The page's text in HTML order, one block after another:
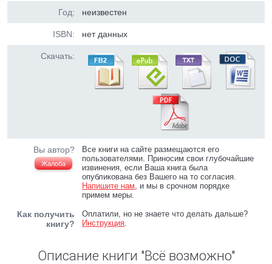
Год: неизвестен
ISBN: нет данных
Скачать:
Вы автор?
Жалоба
Все книги на сайте размещаются его
пользователями. Приносим свои глубочайшие
извинения, если Ваша книга была
опубликована без Вашего на то согласия.
Напишите нам, и мы в срочном порядке
примем меры.
Как получить
книгу?
Оплатили, но не знаете что делать дальше?
Инструкция.
Описание книги "Всё возможно"